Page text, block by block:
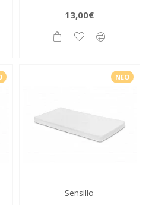
13,00€
ΝΈΟ
Sensillo